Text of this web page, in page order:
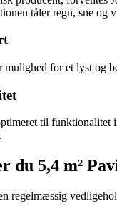
tåler regn, sne og
for et lyst og
til
du 5,4 m²
regelmæssig